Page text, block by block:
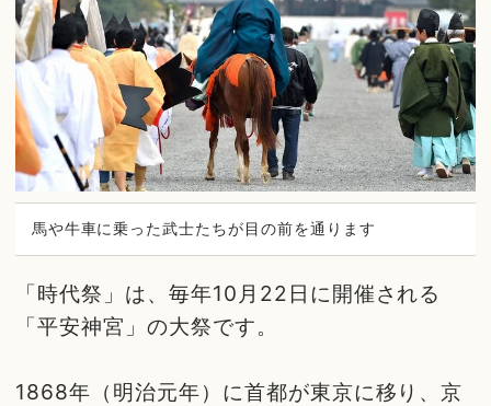
馬や牛車に乗った武士たちが目の前を通ります
「時代祭」は、毎年10月22日に開催される
「平安神宮」の大祭です。
1868年（明治元年）に首都が東京に移り、京